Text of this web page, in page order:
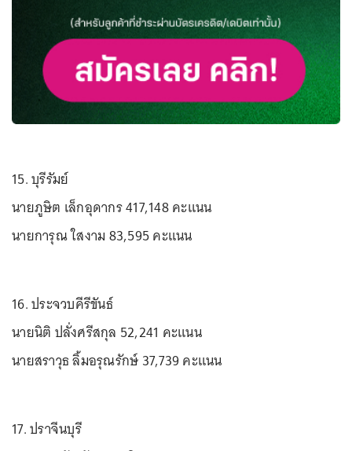
15. บุรีรัมย์
นายภูษิต เล็กอุดากร 417,148 คะแนน
นายการุณ ใสงาม 83,595 คะแนน
16. ประจวบคีรีขันธ์
นายนิติ ปลั่งศรีสกุล 52,241 คะแนน
นายสราวุธ ลิ้มอรุณรักษ์ 37,739 คะแนน
17. ปราจีนบุรี